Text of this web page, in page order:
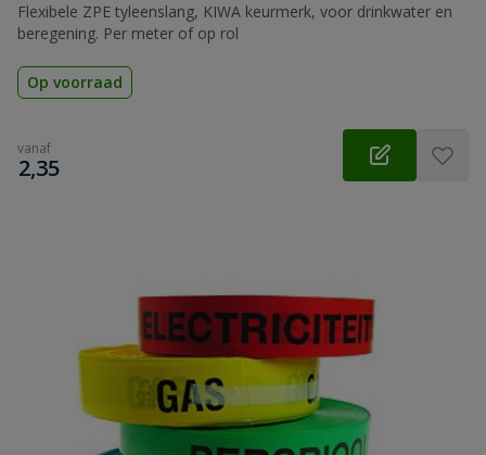
Flexibele ZPE tyleenslang, KIWA keurmerk, voor drinkwater en
beregening. Per meter of op rol
Op voorraad
vanaf
€
2,35